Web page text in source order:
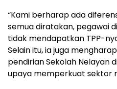
“Kami berharap ada
semua diratakan, pegawai
tidak mendapatkan TPP-
Selain itu, ia juga
pendirian Sekolah Nelayan
upaya memperkuat sektor